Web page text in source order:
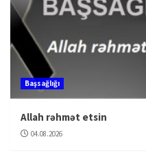
Başsağlığı
Allah rəhmət etsin
04.08.2026